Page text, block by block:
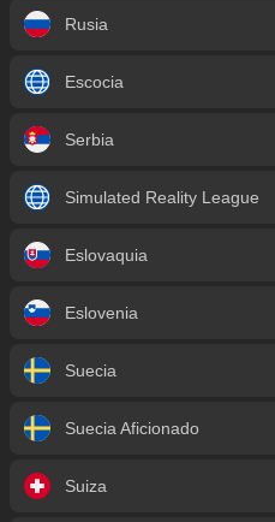
Rusia
Escocia
Serbia
Simulated Reality League
Eslovaquia
Eslovenia
Suecia
Suecia Aficionado
Suiza